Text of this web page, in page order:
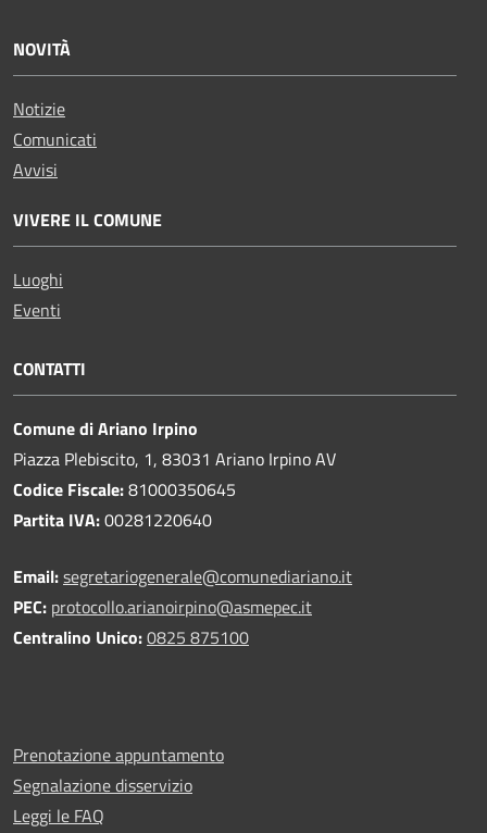
NOVITÀ
Notizie
Comunicati
Avvisi
VIVERE IL COMUNE
Luoghi
Eventi
CONTATTI
Comune di Ariano Irpino
Piazza Plebiscito, 1, 83031 Ariano Irpino AV
Codice Fiscale:81000350645
Partita IVA:00281220640
Email:segretariogenerale@comunediariano.it
PEC: protocollo.arianoirpino@asmepec.it
Centralino Unico:0825 875100
Prenotazione appuntamento
Segnalazione disservizio
Leggi le FAQ